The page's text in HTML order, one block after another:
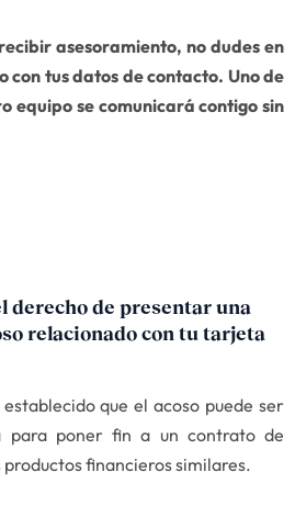
asesoramiento, no dudes en
tus datos de contacto. Uno de
equipo se comunicará contigo sin
derecho de presentar una
relacionado con tu tarjeta
que el acoso puede ser
para poner fin a un contrato de
financieros similares.